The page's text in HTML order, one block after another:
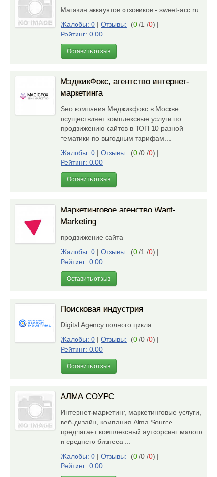
Магазин аккаунтов отзовиков - sweet-acc.ru
Жалобы: 0 | Отзывы: (0 /1 /0) |
Рейтинг: 0.00
Оставить отзыв
МэджикФокс, агентство интернет-
маркетинга
Seo компания Меджикфокс в Москве
осуществляет комплексные услуги по
продвижению сайтов в ТОП 10 разной
тематики по выгодным тарифам....
Жалобы: 0 | Отзывы: (0 /0 /0) |
Рейтинг: 0.00
Оставить отзыв
Маркетинговое агенство Want-
Marketing
продвижение сайта
Жалобы: 0 | Отзывы: (0 /1 /0) |
Рейтинг: 0.00
Оставить отзыв
Поисковая индустрия
Digital Agency полного цикла
Жалобы: 0 | Отзывы: (0 /0 /0) |
Рейтинг: 0.00
Оставить отзыв
АЛМА СОУРС
Интернет-маркетинг, маркетинговые услуги,
веб-дизайн, компания Alma Source
предлагает комплексный аутсорсинг малого
и среднего бизнеса,...
Жалобы: 0 | Отзывы: (0 /0 /0) |
Рейтинг: 0.00